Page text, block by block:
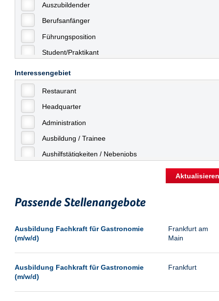
Dessau
Dresden
Düsseldorf
Erfurt
Essen
Frankfurt
Frankfurt am Main
Freiburg
Fulda
Göppingen
Hamburg
Heilbronn
Kassel
Auszubildender
Berufsanfänger
Führungsposition
Student/Praktikant
Interessengebiet
Restaurant
Headquarter
Administration
Ausbildung / Trainee
Aushilfstätigkeiten / Nebenjobs
Sonstiges
Passende Stellenangebote
Ausbildung Fachkraft für Gastronomie
(m/w/d)
Frankfurt am
Main
Ausbildung Fachkraft für Gastronomie
(m/w/d)
Frankfurt